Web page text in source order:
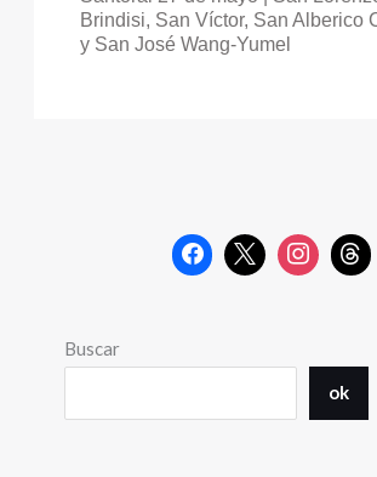
Brindisi, San Víctor, San Alberico
y San José Wang-Yumel
Buscar
ok